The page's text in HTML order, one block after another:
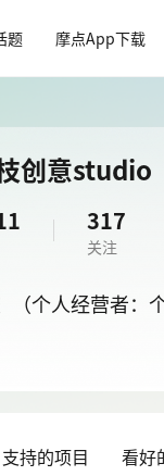
题 摩点App下载
创意studio
317
关注
（个人经营者
支持的项目 看好